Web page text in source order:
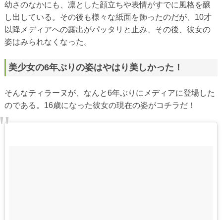
幼さのなかにも、凛とした顔立ちや表情がすでに風格を醸
し出している。その後も様々な紙面を飾ったのだが、10才
以降メディアへの露出がパッタリと止み、その後、彼女の
姿はみられなくなった。
美少女の6年ぶりの姿はやはり美しかった！
そんなティラーヌが、なんと6年ぶりにメディアに登場した
のである。16歳になった彼女の現在の姿がコチラだ！